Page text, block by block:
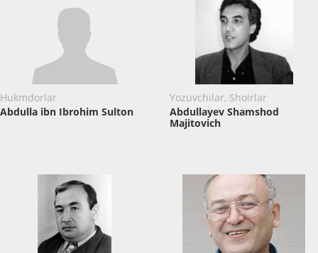
Hukmdorlar
Abdulla ibn Ibrohim Sulton
Yozuvchilar, Shoirlar
Abdullayev Shamshod
Majitovich